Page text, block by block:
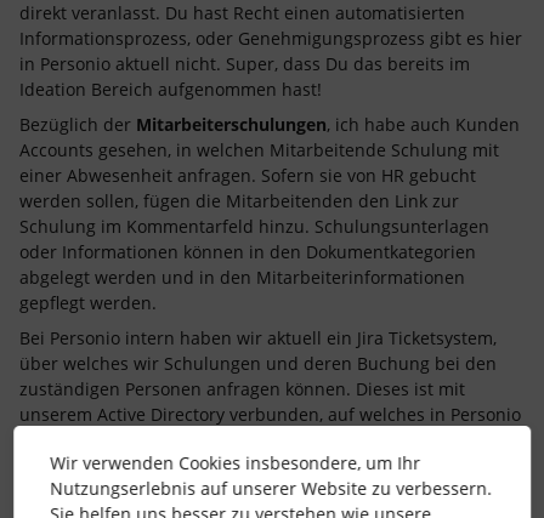
direkt veranlasst. Du hast Recht einen automatisierten
Informationsprozess, oder Genehmigungsprozess gibt es hier
in Personio aktuell nicht. Super, dass Du das bereits im
Ideation Bereich aufgenommen hast!
Bezüglich der Mitarbeiterschulungen, ich habe auch Kunden
Accounts gesehen, in welchen Mitarbeitende Schulung mit
einer Abwesenheit anfragen. Sofern sie von HR gebucht
werden sollen, fügen die Mitarbeitenden den Link zur
Schulung im Kommentarfeld hinzu. Schulungsunterlagen
oder Informationen können in den Dokumentkategorien
abgelegt werden und in den Mitarbeiterinformationen
gepflegt werden.
Bei Personio intern haben wir aktuell ein Jira Ticketsystem,
über welches wir Schulungen und deren Buchung bei den
zuständigen Personen anfragen können. Dieses ist mit
unserem Active Directory verbunden, auf welches in Personio
Vielleicht haben ja noch andere Nutzer*innen Vorschläge?
Liebe Grüße,
Wir verwenden Cookies insbesondere, um Ihr
Nutzungserlebnis auf unserer Website zu verbessern.